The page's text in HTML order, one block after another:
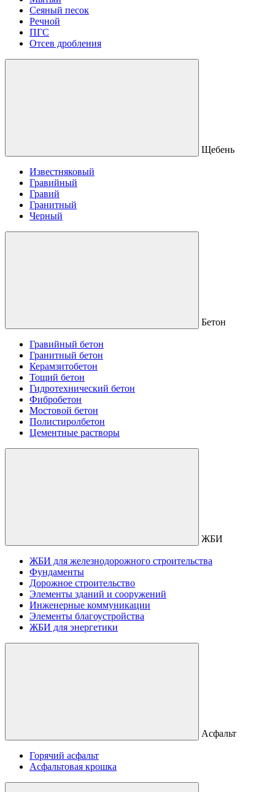
Сеяный песок
Речной
ПГС
Отсев дробления
Щебень
Известняковый
Гравийный
Гравий
Гранитный
Черный
Бетон
Гравийный бетон
Гранитный бетон
Керамзитобетон
Тощий бетон
Гидротехнический бетон
Фибробетон
Мостовой бетон
Полистиролбетон
Цементные растворы
ЖБИ
ЖБИ для железнодорожного строительства
Фундаменты
Дорожное строительство
Элементы зданий и сооружений
Инженерные коммуникации
Элементы благоустройства
ЖБИ для энергетики
Асфальт
Горячий асфальт
Асфальтовая крошка